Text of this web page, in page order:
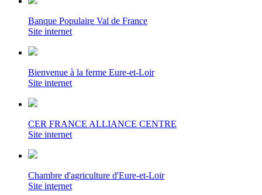
Banque Populaire Val de France
Site internet
Bienvenue à la ferme Eure-et-Loir
Site internet
CER FRANCE ALLIANCE CENTRE
Site internet
Chambre d'agriculture d'Eure-et-Loir
Site internet